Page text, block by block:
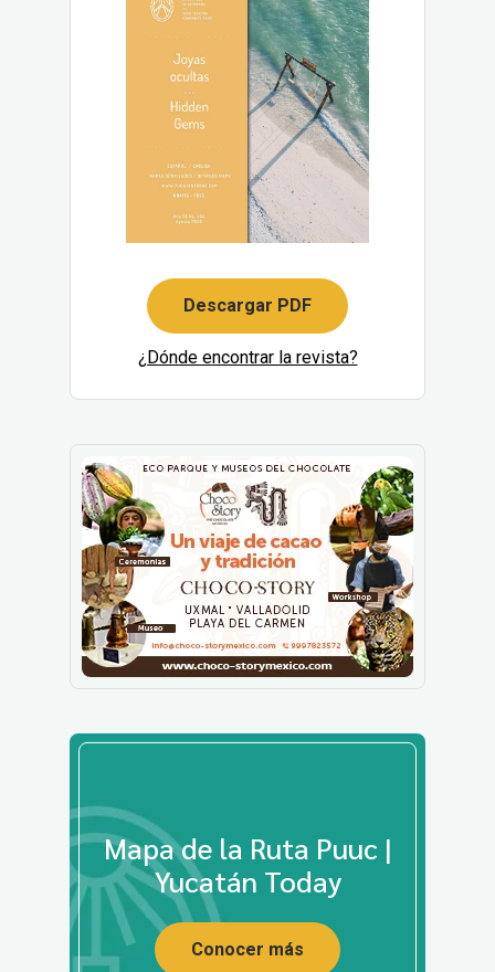
Descargar PDF
¿Dónde encontrar la revista?
Mapa de la Ruta Puuc |
Yucatán Today
Conocer más